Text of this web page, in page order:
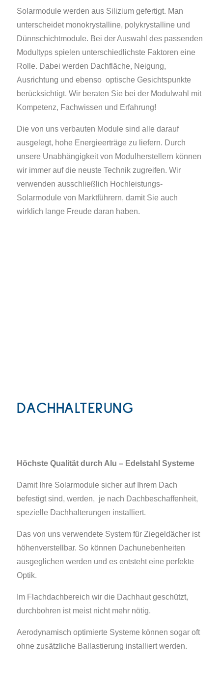
Solarmodule werden aus Silizium gefertigt. Man
unterscheidet monokrystalline, polykrystalline und
Dünnschichtmodule. Bei der Auswahl des passenden
Modultyps spielen unterschiedlichste Faktoren eine
Rolle. Dabei werden Dachfläche, Neigung,
Ausrichtung und ebenso optische Gesichtspunkte
berücksichtigt. Wir beraten Sie bei der Modulwahl mit
Kompetenz, Fachwissen und Erfahrung!
Die von uns verbauten Module sind alle darauf
ausgelegt, hohe Energieerträge zu liefern. Durch
unsere Unabhängigkeit von Modulherstellern können
wir immer auf die neuste Technik zugreifen. Wir
verwenden ausschließlich Hochleistungs-
Solarmodule von Marktführern, damit Sie auch
wirklich lange Freude daran haben.
DACHHALTERUNG
Höchste Qualität durch Alu – Edelstahl Systeme
Damit Ihre Solarmodule sicher auf Ihrem Dach
befestigt sind, werden, je nach Dachbeschaffenheit,
spezielle Dachhalterungen installiert.
Das von uns verwendete System für Ziegeldächer ist
höhenverstellbar. So können Dachunebenheiten
ausgeglichen werden und es entsteht eine perfekte
Optik.
Im Flachdachbereich wir die Dachhaut geschützt,
durchbohren ist meist nicht mehr nötig.
Aerodynamisch optimierte Systeme können sogar oft
ohne zusätzliche Ballastierung installiert werden.